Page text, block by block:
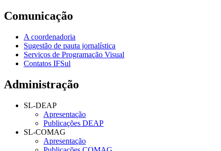
Comunicação
A coordenadoria
Sugestão de pauta jornalística
Serviços de Programação Visual
Contatos IFSul
Administração
SL-DEAP
Apresentação
Publicações DEAP
SL-COMAG
Apresentação